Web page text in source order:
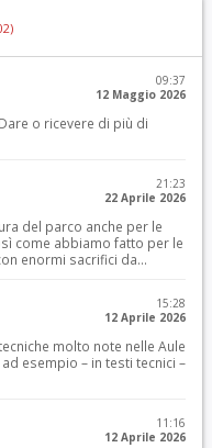
09:37
12 Maggio 2026
o ricevere di più di
21:23
22 Aprile 2026
del parco anche per le
come abbiamo fatto per le
enormi sacrifici da...
15:28
12 Aprile 2026
molto note nelle Aule
esempio – in testi tecnici –
11:16
12 Aprile 2026